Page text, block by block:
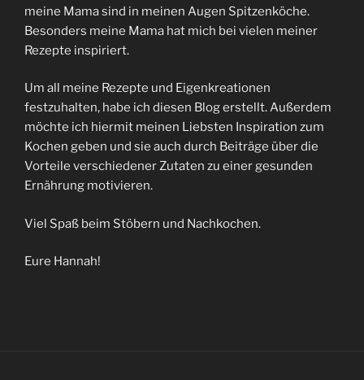
meine Mama sind in meinen Augen Spitzenköche.
Besonders meine Mama hat mich bei vielen meiner
Rezepte inspiriert.
Um all meine Rezepte und Eigenkreationen
festzuhalten, habe ich diesen Blog erstellt. Außerdem
möchte ich hiermit meinen Liebsten Inspiration zum
Kochen geben und sie auch durch Beiträge über die
Vorteile verschiedener Zutaten zu einer gesunden
Ernährung motivieren.
Viel Spaß beim Stöbern und Nachkochen.
Eure Hannah!